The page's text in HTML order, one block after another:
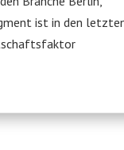
ist in den